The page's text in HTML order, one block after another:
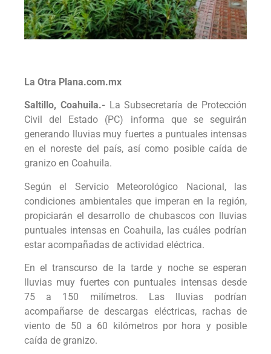
La Otra Plana.com.mx
Saltillo, Coahuila.-La Subsecretaría de Protección
Civil del Estado (PC) informa que se seguirán
generando lluvias muy fuertes a puntuales intensas
en el noreste del país, así como posible caída de
granizo en Coahuila.
Según el Servicio Meteorológico Nacional, las
condiciones ambientales que imperan en la región,
propiciarán el desarrollo de chubascos con lluvias
puntuales intensas en Coahuila, las cuáles podrían
estar acompañadas de actividad eléctrica.
En el transcurso de la tarde y noche se esperan
lluvias muy fuertes con puntuales intensas desde
75 a 150 milímetros. Las lluvias podrían
acompañarse de descargas eléctricas, rachas de
viento de 50 a 60 kilómetros por hora y posible
caída de granizo.